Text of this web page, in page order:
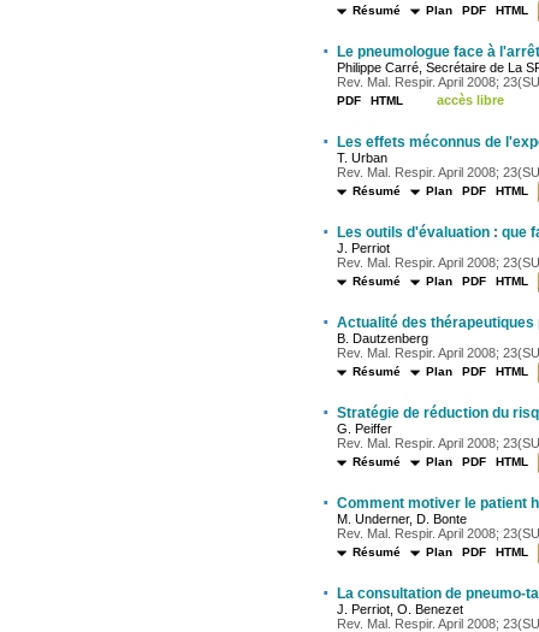
Résumé Plan PDF HTML
· Le pneumologue face à
Philippe Carré, Secrétaire de La
Rev. Mal. Respir. April 2008;
PDF HTML accès libre
· Les effets méconnus de
T. Urban
Rev. Mal. Respir. April 2008;
Résumé Plan PDF HTML
· Les outils d'évaluation : que
J. Perriot
Rev. Mal. Respir. April 2008;
Résumé Plan PDF HTML
· Actualité des
B. Dautzenberg
Rev. Mal. Respir. April 2008;
Résumé Plan PDF HTML
· Stratégie de réduction du
G. Peiffer
Rev. Mal. Respir. April 2008;
Résumé Plan PDF HTML
· Comment motiver le patient
M. Underner, D. Bonte
Rev. Mal. Respir. April 2008;
Résumé Plan PDF HTML
· La consultation de pneumo-
J. Perriot, O. Benezet
Rev. Mal. Respir. April 2008;